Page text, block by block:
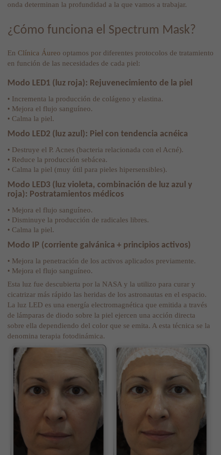
onda determinan la profundidad a la que vamos a trabajar.
¿Cómo funciona el Spectrum Mask?
En Clínica Áureo optamos por diferentes protocolos de tratamiento
en función de las necesidades de cada piel:
Modo LED1 (luz roja): Rejuvenecimiento de la piel
• Incrementa la producción de colágeno y elastina.
• Mejora el flujo sanguíneo.
• Calma la piel.
Modo LED2 (luz azul): Piel con tendencia acnéica
• Destruye el P. Acnes (bacteria relacionada con el Acné).
• Reduce la producción sebácea.
• Calma la piel (muy útil para pieles hipersensibles).
Modo LED3 (luz violeta, combinación de luz azul y
roja): Postratamientos médicos
• Mejora el flujo sanguíneo.
• Disminuye la producción de radicales libres.
• Calma la piel.
Modo IP (corriente galvánica + principios activos)
• Mejora la penetración de los activos aplicados previamente.
• Mejora el flujo sanguíneo.
Esta luz fue descubierta por la NASA y la utilizo para curar y
cicatrizar más rápido las heridas de los astronautas en el espacio.
La luz LED es una energía electromagnética que emitida a través
de lámparas de diodo sobre la piel ejercen una acción directa
sobre ella dependiendo del color que se emita. A esta técnica se la
denomina terapia fotodinámica.